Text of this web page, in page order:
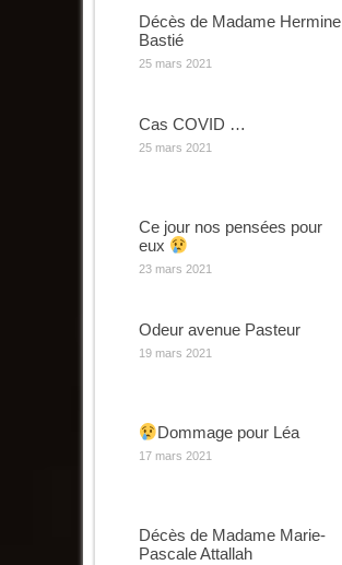
Décès de Madame Hermine
Bastié
25 mars 2021
Cas COVID …
25 mars 2021
Ce jour nos pensées pour
eux
23 mars 2021
Odeur avenue Pasteur
19 mars 2021
Dommage pour Léa
17 mars 2021
Décès de Madame Marie-
Pascale Attallah